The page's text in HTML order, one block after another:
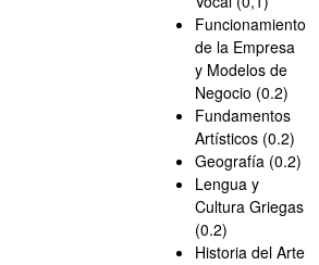
Funcionamiento
de la Empresa
y Modelos de
Negocio (0.2)
Fundamentos
Artísticos (0.2)
Geografía (0.2)
Lengua y
Cultura Griegas
(0.2)
Historia del Arte